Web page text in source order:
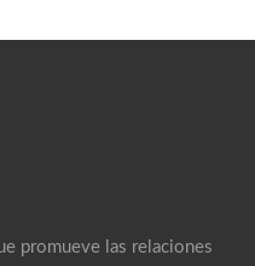
promueve las relaciones